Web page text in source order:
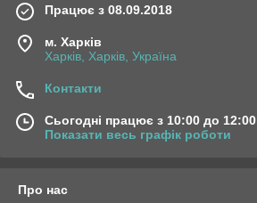
Працює з 08.09.2018
м. Харків
Харків, Харків, Україна
Контакти
Сьогодні працює з 10:00 до 12:00
Показати весь графік роботи
Про нас